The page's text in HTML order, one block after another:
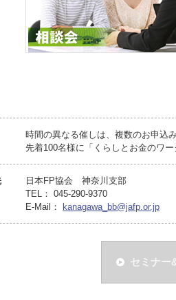
時間の異なる催しは、複数のお申込
先着100名様に「くらしとお金のワ
日本FP協会 神奈川支部
TEL： 045-290-9370
E-Mail：
kanagawa_bb@jafp.or.jp
セミナー